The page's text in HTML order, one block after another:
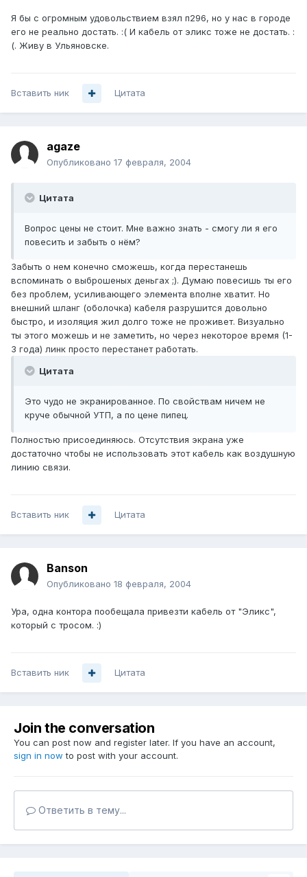
Я бы с огромным удовольствием взял п296, но у нас в городе
его не реально достать. :( И кабель от эликс тоже не достать. :
(. Живу в Ульяновске.
Вставить ник Цитата
agaze
Опубликовано 17 февраля, 2004
Цитата
Вопрос цены не стоит. Мне важно знать - смогу ли я его
повесить и забыть о нём?
Забыть о нем конечно сможешь, когда перестанешь
вспоминать о выброшеных деньгах ;). Думаю повесишь ты его
без проблем, усиливающего элемента вполне хватит. Но
внешний шланг (оболочка) кабеля разрушится довольно
быстро, и изоляция жил долго тоже не проживет. Визуально
ты этого можешь и не заметить, но через некоторое время (1-
3 года) линк просто перестанет работать.
Цитата
Это чудо не экранированное. По свойствам ничем не
круче обычной УТП, а по цене пипец.
Полностью присоединяюсь. Отсутствия экрана уже
достаточно чтобы не использовать этот кабель как воздушную
линию связи.
Вставить ник Цитата
Banson
Опубликовано 18 февраля, 2004
Ура, одна контора пообещала привезти кабель от "Эликс",
который с тросом. :)
Вставить ник Цитата
Join the conversation
You can post now and register later. If you have an account,
sign in now to post with your account.
Ответить в тему...